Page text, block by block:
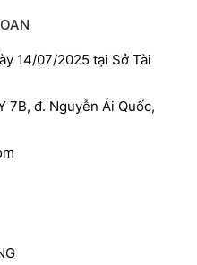
14/07/2025 tại Sở Tài
7B, đ. Nguyễn Ái Quốc,